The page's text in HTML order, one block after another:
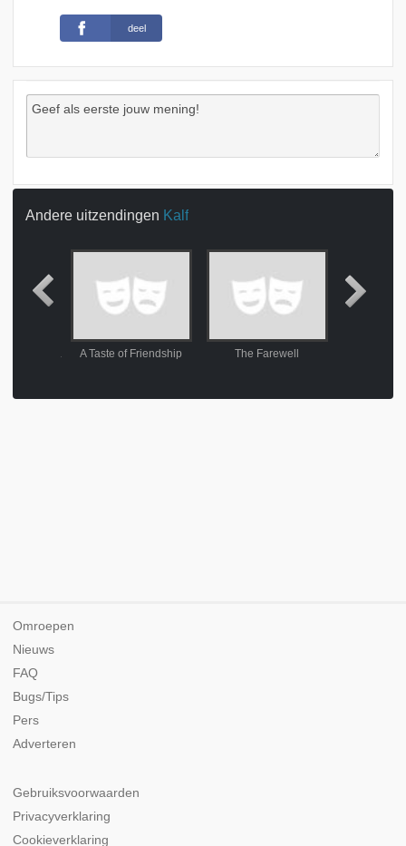
deel
Andere uitzendingen Kalf
De anatomie van een meermin A Taste of Friendship The Farewell
Omroepen
Nieuws
FAQ
Bugs/Tips
Pers
Adverteren
Gebruiksvoorwaarden
Privacyverklaring
Cookieverklaring